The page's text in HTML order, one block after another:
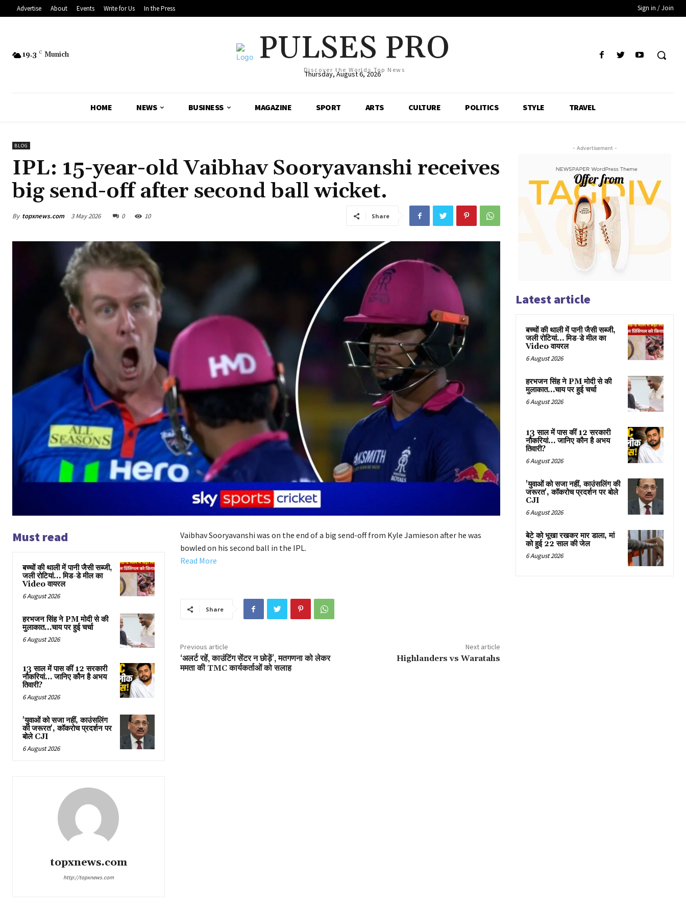
Advertise About Events Write for Us In the Press Sign in / Join
19.3 C Munich PULSES PRO
Discover the Worlds Top News
Thursday, August 6, 2026
HOME NEWS BUSINESS MAGAZINE SPORT ARTS CULTURE POLITICS STYLE TRAVEL
BLOG
IPL: 15-year-old Vaibhav Sooryavanshi receives
big send-off after second ball wicket.
By topxnews.com 3 May 2026 0 10 Share
Must read
बच्चों की थाली में पानी जैसी सब्जी,
जली रोटियां… मिड-डे मील का
Video वायरल
6 August 2026
हरभजन सिंह ने PM मोदी से की
मुलाकात…चाय पर हुई चर्चा
6 August 2026
13 साल में पास कीं 12 सरकारी
नौकरियां… जान‍िए कौन है अभय
तिवारी?
6 August 2026
'युवाओं को सजा नहीं, काउंसलिंग
की जरूरत', कॉकरोच प्रदर्शन पर
बोले CJI
6 August 2026
topxnews.com
http://topxnews.com
Vaibhav Sooryavanshi was on the end of a big send-off from Kyle Jamieson after he was
bowled on his second ball in the IPL.
Read More
Share
Previous article
‘अलर्ट रहें, काउंटिंग सेंटर न छोड़ें’, मतगणना को लेकर
ममता की TMC कार्यकर्ताओं को सलाह
Next article
Highlanders vs Waratahs
- Advertisement -
Latest article
बच्चों की थाली में पानी जैसी सब्जी,
जली रोटियां… मिड-डे मील का
Video वायरल
6 August 2026
हरभजन सिंह ने PM मोदी से की
मुलाकात…चाय पर हुई चर्चा
6 August 2026
13 साल में पास कीं 12 सरकारी
नौकरियां… जान‍िए कौन है अभय
तिवारी?
6 August 2026
'युवाओं को सजा नहीं, काउंसलिंग की
जरूरत', कॉकरोच प्रदर्शन पर बोले
CJI
6 August 2026
बेटे को भूखा रखकर मार डाला, मां
को हुई 22 साल की जेल
6 August 2026